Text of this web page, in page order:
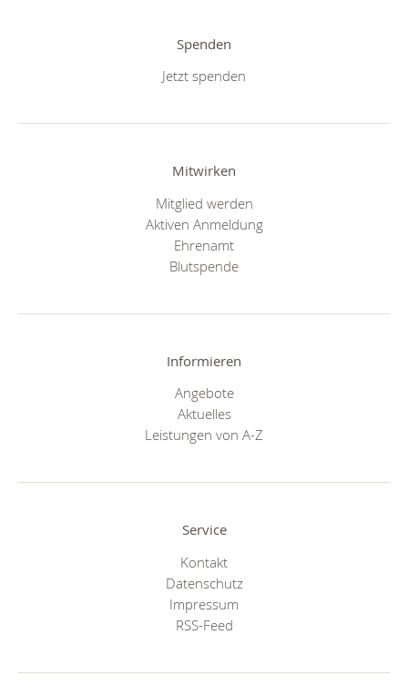
Spenden
Jetzt spenden
Mitwirken
Mitglied werden
Aktiven Anmeldung
Ehrenamt
Blutspende
Informieren
Angebote
Aktuelles
Leistungen von A-Z
Service
Kontakt
Datenschutz
Impressum
RSS-Feed